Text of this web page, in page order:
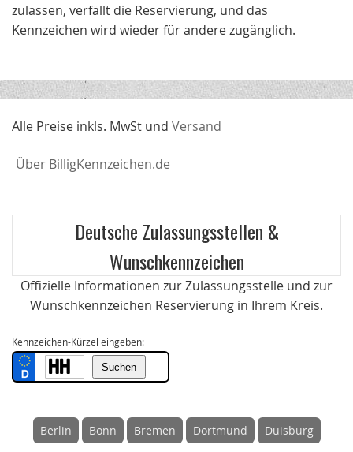
zulassen, verfällt die Reservierung, und das
Kennzeichen wird wieder für andere zugänglich.
Alle Preise inkls. MwSt und Versand
Über BilligKennzeichen.de
Deutsche Zulassungsstellen &
Wunschkennzeichen
Offizielle Informationen zur Zulassungsstelle und zur
Wunschkennzeichen Reservierung in Ihrem Kreis.
Kennzeichen-Kürzel eingeben:
Berlin Bonn Bremen Dortmund Duisburg